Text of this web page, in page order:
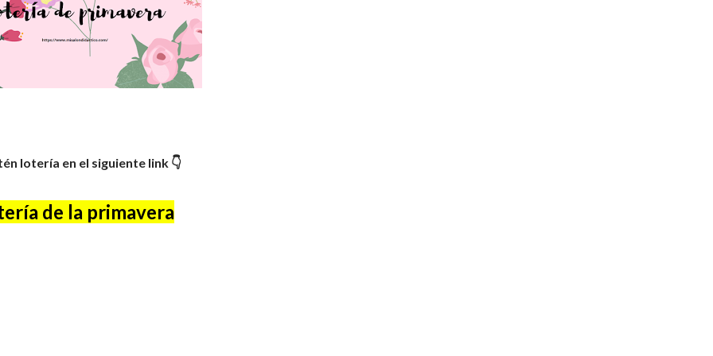
lotería en el siguiente link👇
de la primavera